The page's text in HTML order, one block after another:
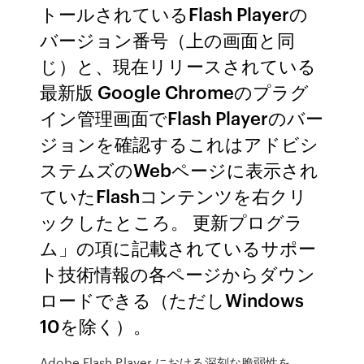
トールされているFlash Playerの
バージョン番号（上の画面と同
じ）と、現在リリースされている
最新版 Google Chromeのプラグ
イン管理画面でFlash Playerのバー
ジョンを確認するこれはアドビシ
ステムズのWebページに表示され
ていたFlashコンテンツを右クリ
ックしたところ。 更新プログラ
ム」の項に記載されているサポー
ト技術情報の各ページからダウン
ロードできる（ただしWindows
10を除く）。